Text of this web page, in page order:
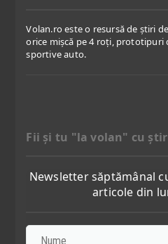
Volan.ro este o resursă de știri
orice mișcă pe 4 roți, prototipuri
sportive auto.
Fii şi tu "la volan" cu
Newsletter săptămânal
articole din